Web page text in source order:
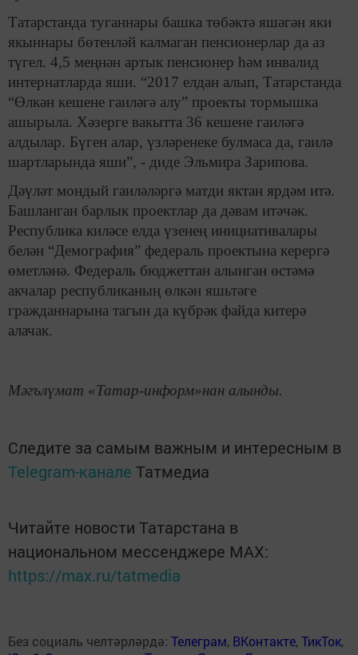
Татарстанда туганнары башка төбәктә яшәгән яки
якыннары бөтенләй калмаган пенсионерлар да аз
түгел. 4,5 меңнән артык пенсионер һәм инвалид
интернатларда яши. “2017 елдан алып, Татарстанда
“Өлкән кешене гаиләгә алу” проекты тормышка
ашырыла. Хәзерге вакытта 36 кешене гаиләгә
алдылар. Бүген алар, үзләренеке булмаса да, гаилә
шартларында яши”, - диде Эльмира Зарипова.
Дәүләт мондый гаиләләргә матди яктан ярдәм итә.
Башланган барлык проектлар да дәвам итәчәк.
Республика киләсе елда үзенең инициативалары
белән “Демография” федераль проектына керергә
өметләнә. Федераль бюджеттан алынган өстәмә
акчалар республиканың өлкән яшьтәге
гражданнарына тагын да күбрәк файда китерә
алачак.
Мәгълүмат «Татар-информ»нан алынды.
Следите за самым важным и интересным в
Telegram-канале Татмедиа
Читайте новости Татарстана в
национальном мессенджере MАХ:
https://max.ru/tatmedia
Без социаль челтәрләрдә: Телеграм, ВКонтакте,ТикТок,